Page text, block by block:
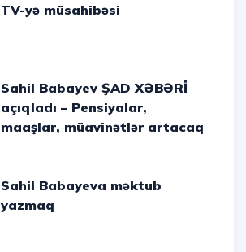
TV-yə müsahibəsi
Sahil Babayev ŞAD XƏBƏRİ
açıqladı – Pensiyalar,
maaşlar, müavinətlər artacaq
Sahil Babayeva məktub
yazmaq